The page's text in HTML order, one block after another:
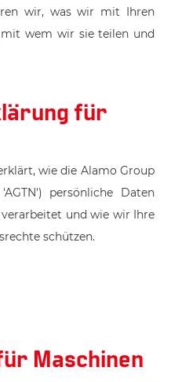
wir, was wir mit Ihren
wem wir sie teilen und
für
wie die Alamo Group
persönliche Daten
und wie wir Ihre
schützen.
Maschinen